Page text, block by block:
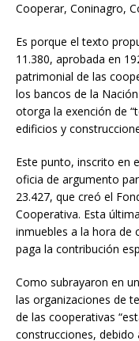
Cooperar, Coninagro,
Es porque el texto
11.380, aprobada en
patrimonial de las
los bancos de la
otorga la exención de
edificios y
Este punto, inscrito en
oficia de argumento
23.427, que creó el
Cooperativa. Esta
inmuebles a la hora de
paga la contribución
Como subrayaron en
las organizaciones de
de las cooperativas
construcciones, debido